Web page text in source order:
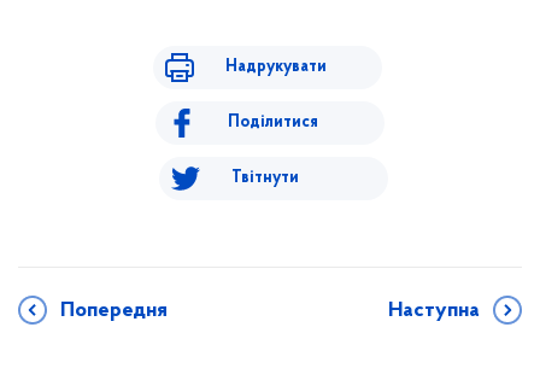
Надрукувати
Поділитися
Твітнути
Попередня Наступна